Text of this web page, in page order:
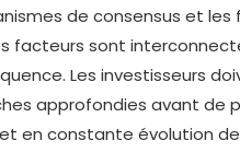
de consensus et
facteurs sont
Les investisseurs
approfondies avant de
en constante évolution